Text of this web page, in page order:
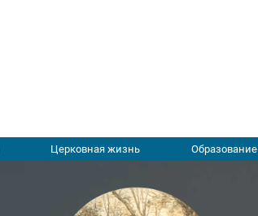
Церковная жизнь Образование